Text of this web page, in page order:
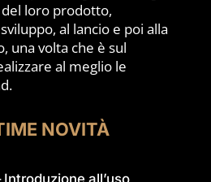
del loro prodotto,
al lancio e poi alla
una volta che è sul
al meglio le
NOVITÀ
all’uso